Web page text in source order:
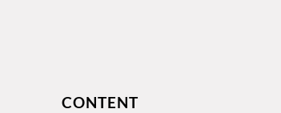
CONTENT